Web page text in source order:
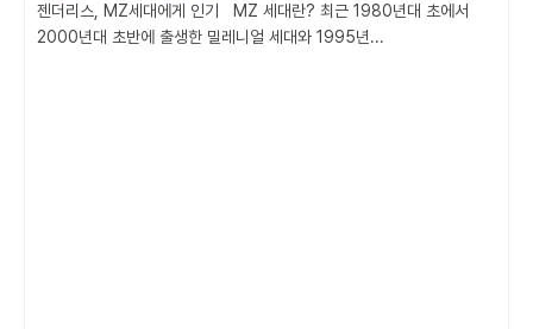
젠더리스, MZ세대에게 인기 MZ 세대란? 최근 1980년대 초에서
2000년대 초반에 출생한 밀레니얼 세대와 1995년...